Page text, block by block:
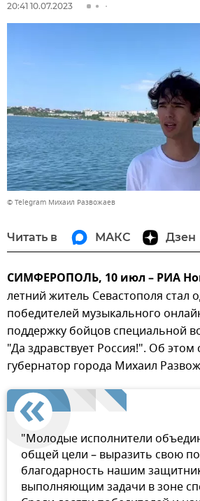
20:41 10.07.2023
© Telegram Михаил Развожаев
Читать в МАКС Дзен
СИМФЕРОПОЛЬ, 10 июл – РИА
летний житель Севастополя стал
победителей музыкального
поддержку бойцов специальной
"Да здравствует Россия!". Об
губернатор города Михаил
"Молодые исполнители
общей цели – выразить свою
благодарность нашим
выполняющим задачи в зоне